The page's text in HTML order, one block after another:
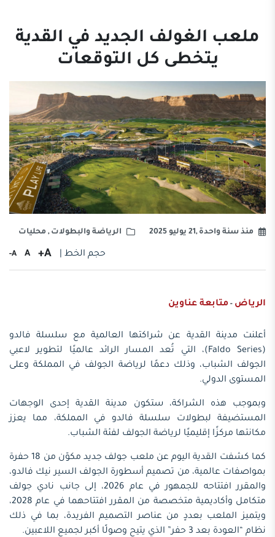
ملعب الغولف الجديد في القدية
يتخطى كل التوقعات
منذ سنة واحدة ,21 يوليو 2025 الرياضة والبطولات , محليات
حجم الخط | A+
A
A-
الرياض - متابعة عناوين
أعلنت مدينة القدية عن شراكتها العالمية مع سلسلة فالدو
(Faldo Series)، التي تُعد المسار الرائد عالميًا لتطوير لاعبي
الجولف الشباب، وذلك دعمًا لرياضة الجولف في المملكة وعلى
المستوى الدولي.
وبموجب هذه الشراكة، ستكون مدينة القدية إحدى الوجهات
المستضيفة لبطولات سلسلة فالدو في المملكة، مما يعزز
مكانتها مركزًا إقليميًا لرياضة الجولف لفئة الشباب.
كما كشفت القدية اليوم عن ملعب جولف جديد مكوّن من 18 حفرة
بمواصفات عالمية، من تصميم أسطورة الجولف السير نيك فالدو،
والمقرر افتتاحه للجمهور في عام 2026، إلى جانب نادي جولف
متكامل وأكاديمية متخصصة من المقرر افتتاحهما في عام 2028،
ويتميز الملعب بعددٍ من عناصر التصميم الفريدة، بما في ذلك
نظام “العودة بعد 3 حفر” الذي يتيح وصولًا أكبر لجميع اللاعبين.